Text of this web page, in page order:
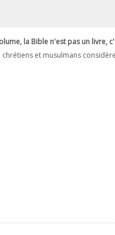
la Bible n'est pas un livre,
et musulmans